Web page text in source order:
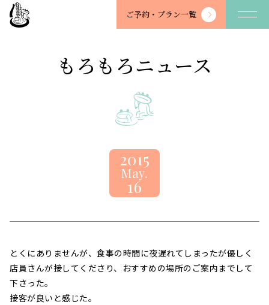
望
川
ご予約・ プラン一覧
もろもろニュース
2015
May.
16
とくにありませんが、食事の時間に夜遅れてしまったが優しく
店員さんが接してくださり、おすすめの場所のご案内までして
下さった。
接客が良いと感じた。